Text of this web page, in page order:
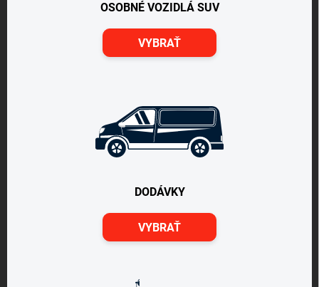
OSOBNÉ VOZIDLÁ SUV
VYBRAŤ
DODÁVKY
VYBRAŤ